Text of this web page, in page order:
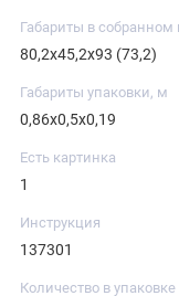
Габариты в собранном
80,2х45,2х93 (73,2)
Габариты упаковки, м
0,86х0,5х0,19
Есть картинка
1
Инструкция
137301
Количество в упаковке